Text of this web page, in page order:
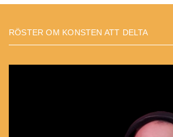
RÖSTER OM KONSTEN ATT DELTA